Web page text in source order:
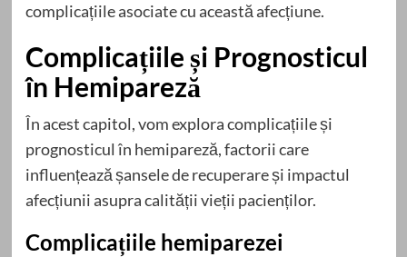
complicațiile asociate cu această afecțiune.
Complicațiile și Prognosticul
în Hemipareză
În acest capitol, vom explora complicațiile și
prognosticul în hemipareză, factorii care
influențează șansele de recuperare și impactul
afecțiunii asupra calității vieții pacienților.
Complicațiile hemiparezei